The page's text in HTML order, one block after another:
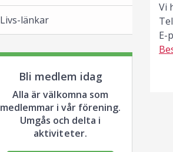
Vi
E-
Livs-länkar
Bli medlem idag
Alla är välkomna som
medlemmar i vår förening.
Umgås och delta i
aktiviteter.